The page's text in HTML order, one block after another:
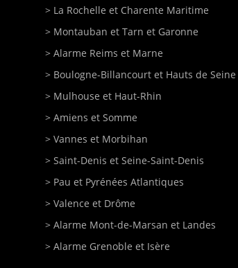
> La Rochelle et Charente Maritime
> Montauban et Tarn et Garonne
> Alarme Reims et Marne
> Boulogne-Billancourt et Hauts de Seine
> Mulhouse et Haut-Rhin
> Amiens et Somme
> Vannes et Morbihan
> Saint-Denis et Seine-Saint-Denis
> Pau et Pyrénées Atlantiques
> Valence et Drôme
> Alarme Mont-de-Marsan et Landes
> Alarme Grenoble et Isère